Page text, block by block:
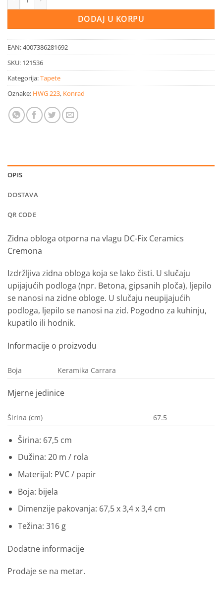
DODAJ U KORPU
EAN:4007386281692
SKU: 121536
Kategorija:Tapete
Oznake: HWG 223, Konrad
OPIS
DOSTAVA
QR CODE
Zidna obloga otporna na vlagu DC-Fix Ceramics
Cremona
Izdržljiva zidna obloga koja se lako čisti. U slučaju
upijajućih podloga (npr. Betona, gipsanih ploča), ljepilo
se nanosi na zidne obloge. U slučaju neupijajućih
podloga, ljepilo se nanosi na zid. Pogodno za kuhinju,
kupatilo ili hodnik.
Informacije o proizvodu
Boja Keramika Carrara
Mjerne jedinice
Širina (cm) 67.5
Širina: 67,5 cm
Dužina: 20 m / rola
Materijal: PVC / papir
Boja: bijela
Dimenzije pakovanja: 67,5 x 3,4 x 3,4 cm
Težina: 316 g
Dodatne informacije
Prodaje se na metar.